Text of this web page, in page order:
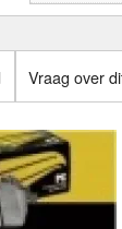
Vraag over